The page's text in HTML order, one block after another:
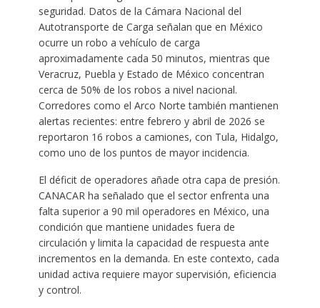
seguridad. Datos de la Cámara Nacional del
Autotransporte de Carga señalan que en México
ocurre un robo a vehículo de carga
aproximadamente cada 50 minutos, mientras que
Veracruz, Puebla y Estado de México concentran
cerca de 50% de los robos a nivel nacional.
Corredores como el Arco Norte también mantienen
alertas recientes: entre febrero y abril de 2026 se
reportaron 16 robos a camiones, con Tula, Hidalgo,
como uno de los puntos de mayor incidencia.
El déficit de operadores añade otra capa de presión.
CANACAR ha señalado que el sector enfrenta una
falta superior a 90 mil operadores en México, una
condición que mantiene unidades fuera de
circulación y limita la capacidad de respuesta ante
incrementos en la demanda. En este contexto, cada
unidad activa requiere mayor supervisión, eficiencia
y control.